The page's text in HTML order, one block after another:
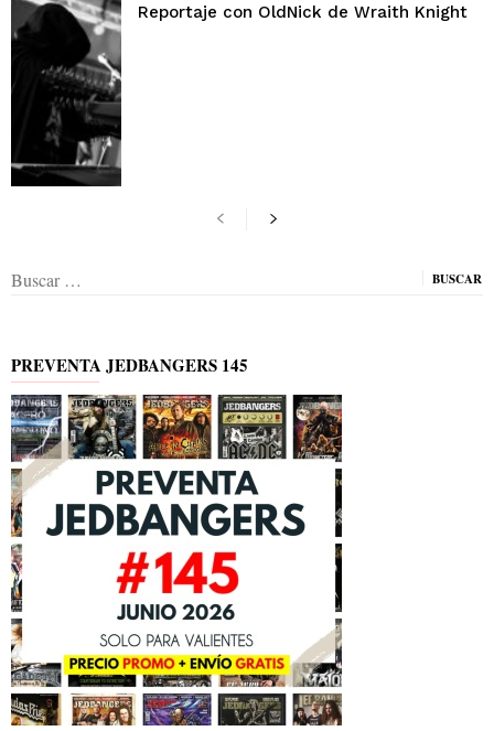
Reportaje con OldNick de Wraith Knight
Buscar:
PREVENTA JEDBANGERS 145